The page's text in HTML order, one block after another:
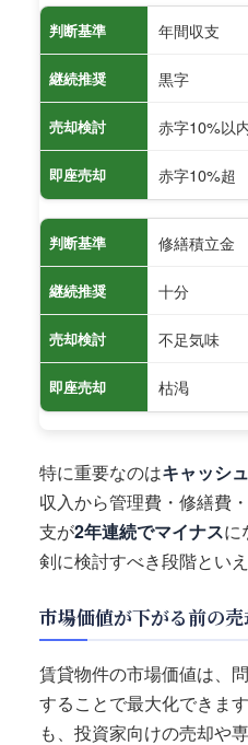
判断基準 年間収支
継続推奨 黒字
売却検討 赤字10%以
即座売却 赤字10%超
判断基準 修繕積立金
継続推奨 十分
売却検討 不足気味
即座売却 枯渇
特に重要なのはキャッシ
収入から管理費・修繕費
支が2年連続でマイナスに
剣に検討すべき段階といえ
市場価値が下がる前の
賃貸物件の市場価値は、
することで最大化できます
も、投資家向けの売却や